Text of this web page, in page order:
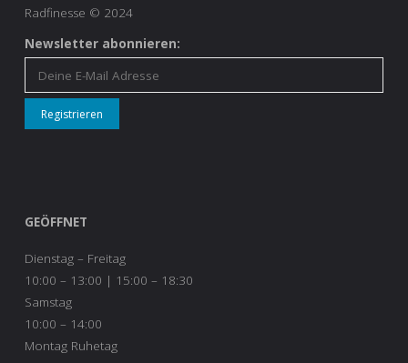
Radfinesse © 2024
Newsletter abonnieren:
GEÖFFNET
Dienstag – Freitag
10:00 – 13:00 | 15:00 – 18:30
Samstag
10:00 – 14:00
Montag Ruhetag